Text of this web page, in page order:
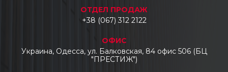
Промышленный демонтаж
Промышленные топпинговые полы
металлоконструкций
ОТДЕЛ ПРОДАЖ
+38 (067) 312 2122
ОФИС
Украина, Одесса, ул. Балковская, 84 офис 506 (БЦ
"ПРЕСТИЖ")